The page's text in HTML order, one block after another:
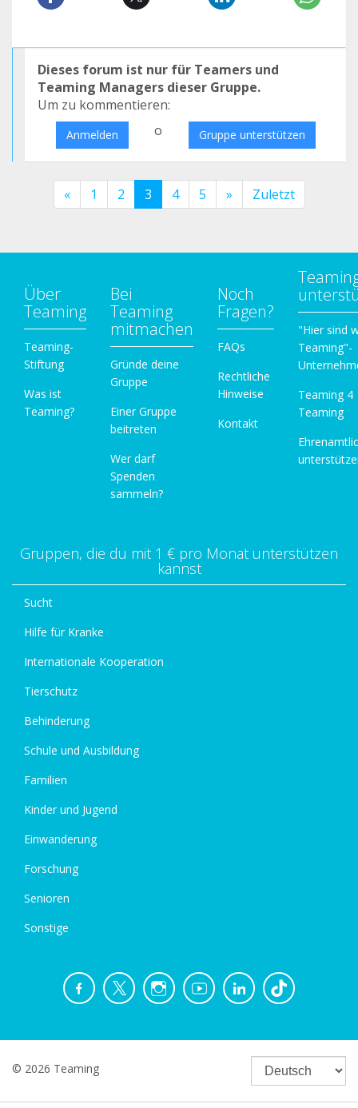
Dieses forum ist nur für Teamers und
Teaming Managers dieser Gruppe.
Um zu kommentieren:
Anmelden o Gruppe unterstützen
« 1 2 3 4 5 » Zuletzt
Über
Teaming
Teaming-
Stiftung
Was ist
Teaming?
Bei
Teaming
mitmachen
Gründe deine
Gruppe
Einer Gruppe
beitreten
Wer darf
Spenden
sammeln?
Noch
Fragen?
FAQs
Rechtliche
Hinweise
Kontakt
"Hier sind
Teaming"-
Teaming 4
Teaming
Gruppen, die du mit 1 € pro Monat unterstützen
kannst
Sucht
Hilfe für Kranke
Internationale Kooperation
Tierschutz
Behinderung
Schule und Ausbildung
Familien
Kinder und Jugend
Einwanderung
Forschung
Senioren
Sonstige
© 2026 Teaming